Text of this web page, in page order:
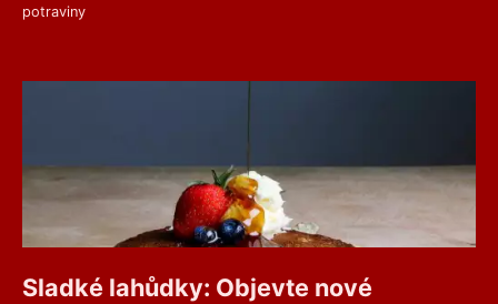
potraviny
Sladké lahůdky: Objevte nové